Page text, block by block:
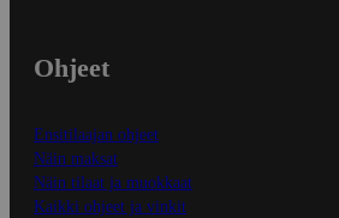
Ohjeet
Ensitilaajan ohjeet
Näin maksat
Näin tilaat ja muokkaat
Kaikki ohjeet ja vinkit